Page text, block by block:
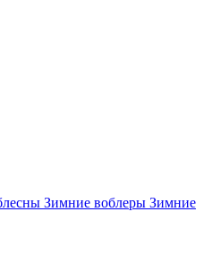
Зимние воблеры Зимние